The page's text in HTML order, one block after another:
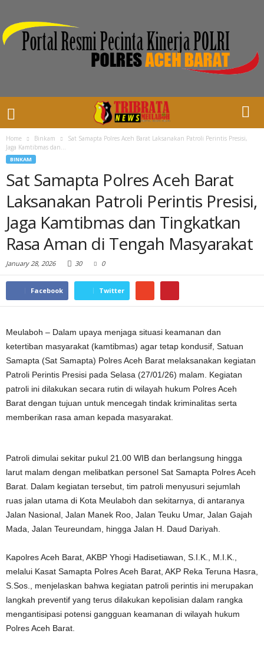
Home Binkam
Sat Samapta Polres Aceh Barat Laksanakan Patroli Perintis Presisi,
Jaga Kamtibmas dan...
BINKAM
Sat Samapta Polres Aceh Barat
Laksanakan Patroli Perintis Presisi,
Jaga Kamtibmas dan Tingkatkan
Rasa Aman di Tengah Masyarakat
January 28, 2026 30 0
Facebook Twitter
Meulaboh – Dalam upaya menjaga situasi keamanan dan
ketertiban masyarakat (kamtibmas) agar tetap kondusif, Satuan
Samapta (Sat Samapta) Polres Aceh Barat melaksanakan kegiatan
Patroli Perintis Presisi pada Selasa (27/01/26) malam. Kegiatan
patroli ini dilakukan secara rutin di wilayah hukum Polres Aceh
Barat dengan tujuan untuk mencegah tindak kriminalitas serta
memberikan rasa aman kepada masyarakat.
Patroli dimulai sekitar pukul 21.00 WIB dan berlangsung hingga
larut malam dengan melibatkan personel Sat Samapta Polres Aceh
Barat. Dalam kegiatan tersebut, tim patroli menyusuri sejumlah
ruas jalan utama di Kota Meulaboh dan sekitarnya, di antaranya
Jalan Nasional, Jalan Manek Roo, Jalan Teuku Umar, Jalan Gajah
Mada, Jalan Teureundam, hingga Jalan H. Daud Dariyah.
Kapolres Aceh Barat, AKBP Yhogi Hadisetiawan, S.I.K., M.I.K.,
melalui Kasat Samapta Polres Aceh Barat, AKP Reka Teruna Hasra,
S.Sos., menjelaskan bahwa kegiatan patroli perintis ini merupakan
langkah preventif yang terus dilakukan kepolisian dalam rangka
mengantisipasi potensi gangguan keamanan di wilayah hukum
Polres Aceh Barat.